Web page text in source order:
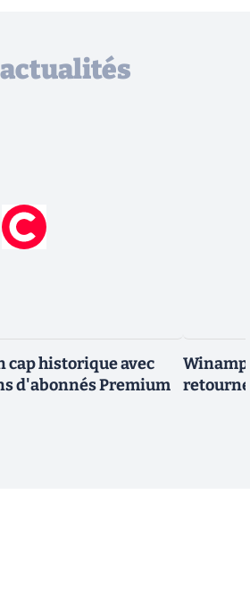
historique avec
d'abonnés Premium
retourne